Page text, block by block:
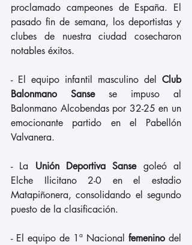
proclamado campeones de España. El
pasado fin de semana, los deportistas y
clubes de nuestra ciudad cosecharon
notables éxitos.
- El equipo infantil masculino del Club
Balonmano Sanse se impuso al
Balonmano Alcobendas por 32-25 en un
emocionante partido en el Pabellón
Valvanera.
- La Unión Deportiva Sanse goleó al
Elche Ilicitano 2-0 en el estadio
Matapiñonera, consolidando el segundo
puesto de la clasificación.
- El equipo de 1ª Nacional femenino